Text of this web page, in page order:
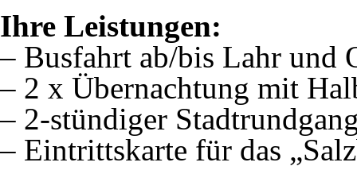
Ihre Leistungen:
– Busfahrt ab/bis Lahr und
– 2 x Übernachtung mit
– 2-stündiger
– Eintrittskarte für das